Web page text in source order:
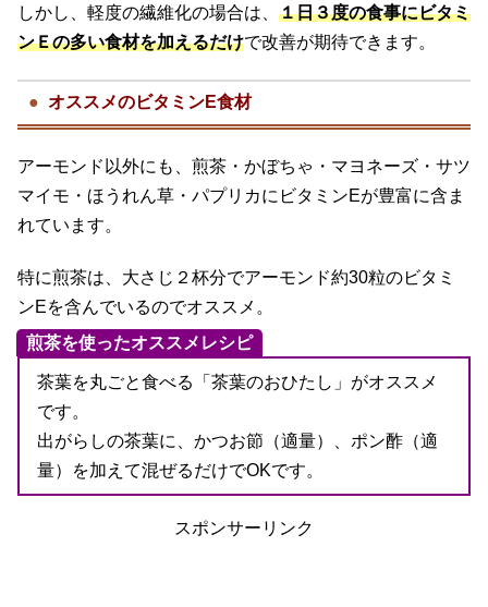
しかし、軽度の繊維化の場合は、 １日３度の食事にビタミ
ンＥの多い食材を加えるだけで改善が期待できます。
オススメのビタミンE食材
アーモンド以外にも、煎茶・かぼちゃ・マヨネーズ・サツ
マイモ・ほうれん草・パプリカにビタミンEが豊富に含ま
れています。
特に煎茶は、大さじ２杯分でアーモンド約30粒のビタミ
ンEを含んでいるのでオススメ。
煎茶を使ったオススメレシピ
茶葉を丸ごと食べる「茶葉のおひたし」がオススメ
です。
出がらしの茶葉に、かつお節（適量）、ポン酢（適
量）を加えて混ぜるだけでOKです。
スポンサーリンク